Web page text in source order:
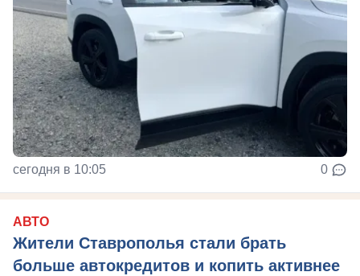
сегодня в 10:05 0
АВТО
Жители Ставрополья стали брать
больше автокредитов и копить активнее